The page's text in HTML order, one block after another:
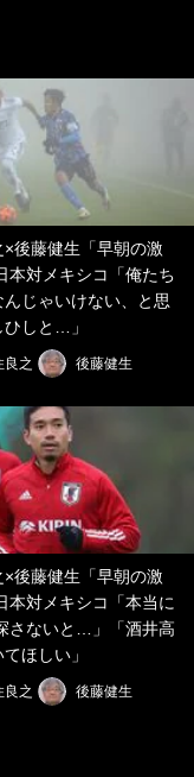
×後藤健生「早朝の激
本対メキシコ「俺たち
んじゃいけない、と思
ひしと…」
良之 後藤健生
×後藤健生「早朝の激
本対メキシコ「本当に
さないと…」「酒井高
ほしい」
良之 後藤健生